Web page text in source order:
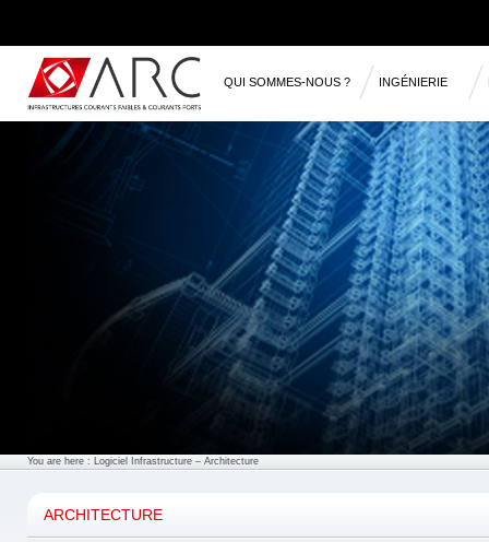
QUI SOMMES-NOUS ? INGÉNIERIE
RÉFÉRENCES
You are here : Logiciel Infrastructure – Architecture
ARCHITECTURE